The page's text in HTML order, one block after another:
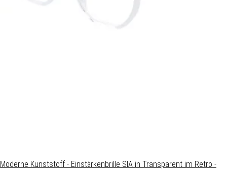
Moderne Kunststoff - Einstärkenbrille SIA in Transparent im Retro -